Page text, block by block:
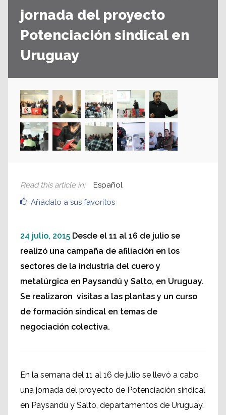
jornada del proyecto
Potenciación sindical en
Uruguay
Añádalo a sus favoritos
Read this article in: Español
24 julio, 2015 Desde el 11 al 16 de julio se
realizó una campaña de afiliación en los
sectores de la industria del cuero y
metalúrgica en Paysandú y Salto, en Uruguay.
Se realizaron visitas a las plantas y un curso
de formación sindical en temas de
negociación colectiva.
En la semana del 11 al 16 de julio se llevó a cabo
una jornada del proyecto de Potenciación sindical
en Paysandú y Salto, departamentos de Uruguay.